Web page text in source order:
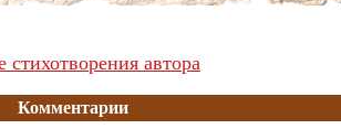
стихотворения автора
Комментарии